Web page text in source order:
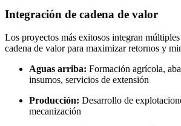
Integración de cadena de valor
Los proyectos más exitosos integran
cadena de valor para maximizar retornos y
Aguas arriba: Formación agrícola,
insumos, servicios de extensión
Producción: Desarrollo de
mecanización